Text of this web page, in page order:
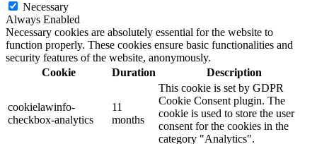
Necessary
Always Enabled
Necessary cookies are absolutely essential for the website to
function properly. These cookies ensure basic functionalities and
security features of the website, anonymously.
Cookie
Duration Description
cookielawinfo-
checkbox-analytics
11
months
This cookie is set by GDPR
Cookie Consent plugin. The
cookie is used to store the user
consent for the cookies in the
category "Analytics".